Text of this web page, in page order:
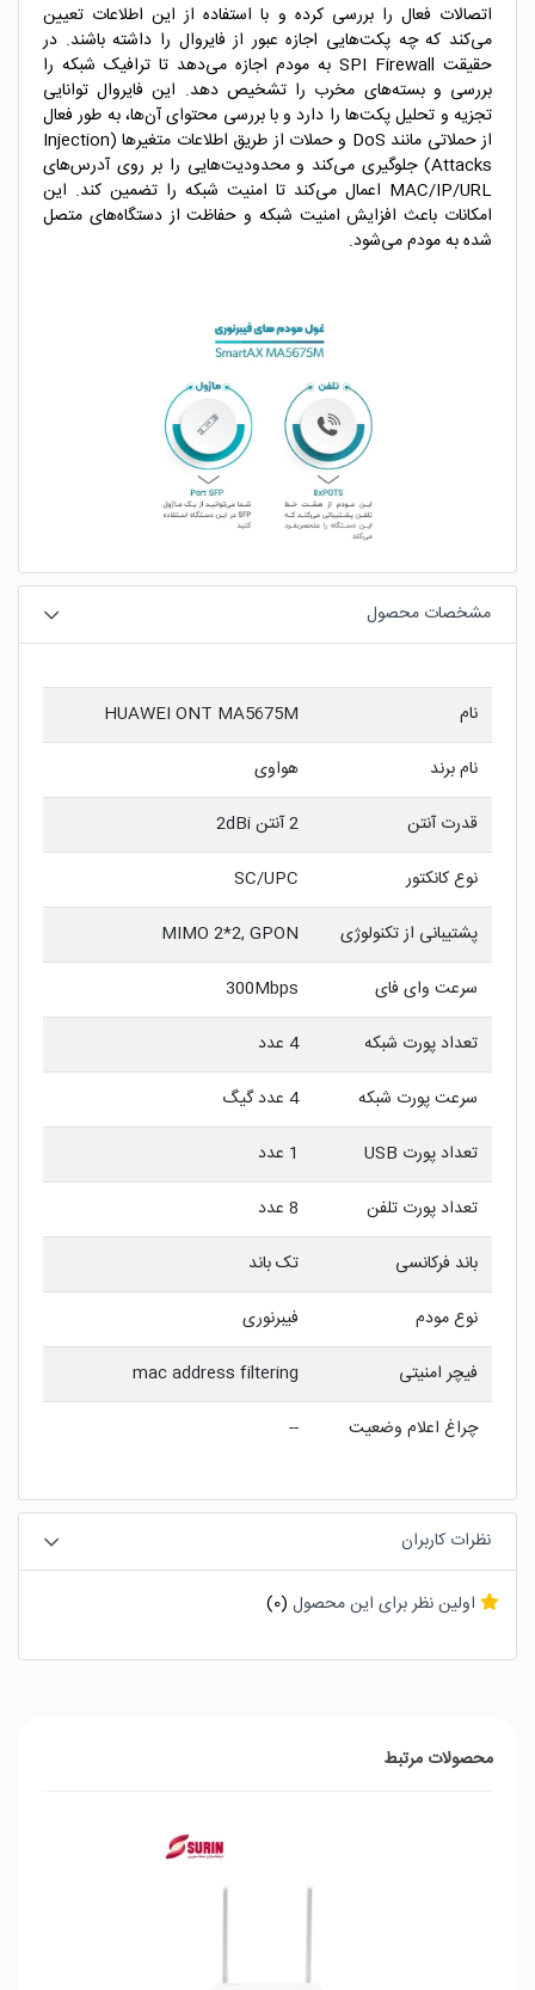
اتصالات فعال را بررسی کرده و با استفاده از این اطلاعات تعیین
می‌کند که چه پکت‌هایی اجازه عبور از فایروال را داشته باشند. در
حقیقت SPI Firewall به مودم اجازه می‌دهد تا ترافیک شبکه را
بررسی و بسته‌های مخرب را تشخیص دهد. این فایروال توانایی
تجزیه و تحلیل پکت‌ها را دارد و با بررسی محتوای آن‌ها، به طور فعال
از حملاتی مانند DoS و حملات از طریق اطلاعات متغیرها (Injection
Attacks) جلوگیری می‌کند و محدودیت‌هایی را بر روی آدرس‌های
MAC/IP/URL اعمال می‌کند تا امنیت شبکه را تضمین کند. این
امکانات باعث افزایش امنیت شبکه و حفاظت از دستگاه‌های متصل
شده به مودم می‌شود.
مشخصات محصول
نام
HUAWEI ONT MA5675M
نام برند
هواوی
قدرت آنتن
2 آنتن 2dBi
نوع کانکتور
SC/UPC
پشتیبانی از تکنولوژی
MIMO 2*2, GPON
سرعت وای فای
300Mbps
تعداد پورت شبکه
4 عدد
سرعت پورت شبکه
4 عدد گیگ
تعداد پورت USB
1 عدد
تعداد پورت تلفن
8 عدد
باند فرکانسی
تک باند
نوع مودم
فیبرنوری
فیچر امنیتی
mac address filtering
چراغ اعلام وضعیت
--
نظرات کاربران
اولین نظر برای این محصول (0)
محصولات مرتبط